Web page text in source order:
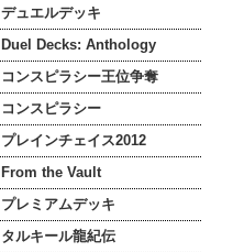
デュエルデッキ
Duel Decks: Anthology
コンスピラシー王位争奪
コンスピラシー
プレインチェイス2012
From the Vault
プレミアムデッキ
タルキール龍紀伝